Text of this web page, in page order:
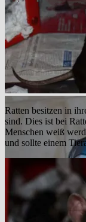
Ratten besitzen in
sind. Dies ist bei
Menschen weiß
und sollte einem